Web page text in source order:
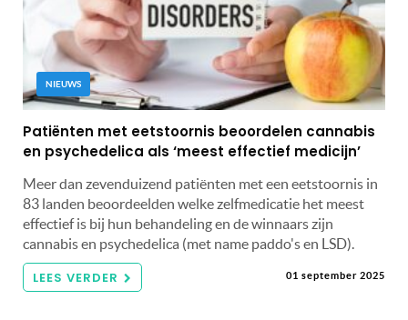
NIEUWS
Patiënten met eetstoornis beoordelen cannabis
en psychedelica als ‘meest effectief medicijn’
Meer dan zevenduizend patiënten met een eetstoornis in
83 landen beoordeelden welke zelfmedicatie het meest
effectief is bij hun behandeling en de winnaars zijn
cannabis en psychedelica (met name paddo's en LSD).
LEES VERDER 01 september 2025